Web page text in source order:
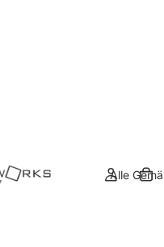
Alle